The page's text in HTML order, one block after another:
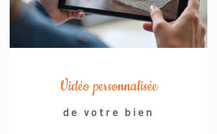
Vidéo personnalisée
de votre bien